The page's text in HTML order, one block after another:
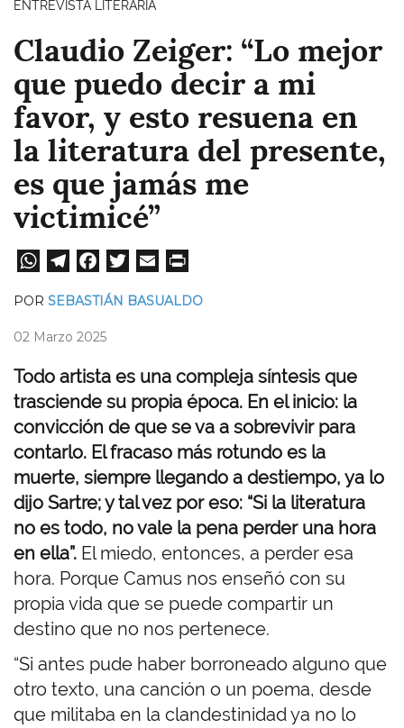
ENTREVISTA LITERARIA
Claudio Zeiger: “Lo mejor
que puedo decir a mi
favor, y esto resuena en
la literatura del presente,
es que jamás me
victimicé”
W
A
pp
Te
a
m
Fa
ce
ok
POR SEBASTIÁN BASUALDO
02 Marzo 2025
Todo artista es una compleja síntesis que
trasciende su propia época. En el inicio: la
convicción de que se va a sobrevivir para
contarlo. El fracaso más rotundo es la
muerte, siempre llegando a destiempo, ya lo
dijo Sartre; y tal vez por eso: “Si la literatura
no es todo, no vale la pena perder una hora
en ella”. El miedo, entonces, a perder esa
hora. Porque Camus nos enseñó con su
propia vida que se puede compartir un
destino que no nos pertenece.
“Si antes pude haber borroneado alguno que
otro texto, una canción o un poema, desde
que militaba en la clandestinidad ya no lo